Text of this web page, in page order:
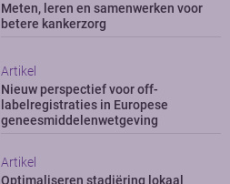
Meten, leren en samenwerken voor
betere kankerzorg
Artikel
Nieuw perspectief voor off-
labelregistraties in Europese
geneesmiddelenwetgeving
Artikel
Optimaliseren stadiëring lokaal